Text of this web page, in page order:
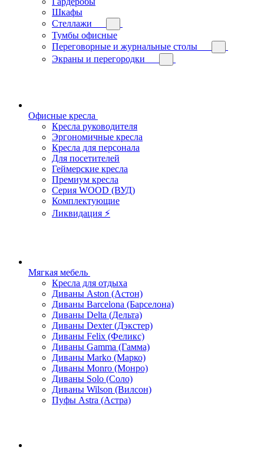
Шкафы
Стеллажи
Тумбы офисные
Переговорные и журнальные столы
Экраны и перегородки
Офисные кресла
Кресла руководителя
Эргономичные кресла
Кресла для персонала
Для посетителей
Геймерские кресла
Премиум кресла
Серия WOOD (ВУД)
Комплектующие
Ликвидация ⚡
Мягкая мебель
Кресла для отдыха
Диваны Aston (Астон)
Диваны Barcelona (Барселона)
Диваны Delta (Дельта)
Диваны Dexter (Дэкстер)
Диваны Felix (Феликс)
Диваны Gamma (Гамма)
Диваны Marko (Марко)
Диваны Monro (Монро)
Диваны Solo (Соло)
Диваны Wilson (Вилсон)
Пуфы Astra (Астра)